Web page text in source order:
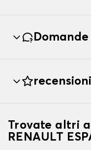
Domande
recensioni
Trovate altri
RENAULT